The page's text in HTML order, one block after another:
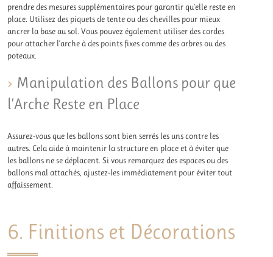
prendre des mesures supplémentaires pour garantir qu’elle reste en
place. Utilisez des piquets de tente ou des chevilles pour mieux
ancrer la base au sol. Vous pouvez également utiliser des cordes
pour attacher l’arche à des points fixes comme des arbres ou des
poteaux.
Manipulation des Ballons pour que
l’Arche Reste en Place
Assurez-vous que les ballons sont bien serrés les uns contre les
autres. Cela aide à maintenir la structure en place et à éviter que
les ballons ne se déplacent. Si vous remarquez des espaces ou des
ballons mal attachés, ajustez-les immédiatement pour éviter tout
affaissement.
6. Finitions et Décorations